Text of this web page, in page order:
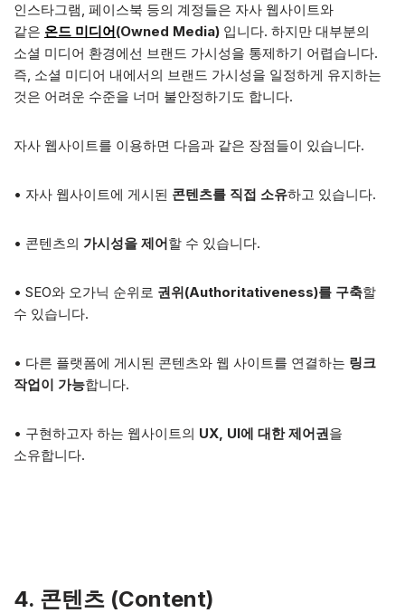
인스타그램, 페이스북 등의 계정들은 자사 웹사이트와
같은 온드 미디어(Owned Media) 입니다. 하지만 대부분의
소셜 미디어 환경에선 브랜드 가시성을 통제하기 어렵습니다.
즉, 소셜 미디어 내에서의 브랜드 가시성을 일정하게 유지하는
것은 어려운 수준을 너머 불안정하기도 합니다.
자사 웹사이트를 이용하면 다음과 같은 장점들이 있습니다.
• 자사 웹사이트에 게시된 콘텐츠를 직접 소유하고 있습니다.
• 콘텐츠의 가시성을 제어할 수 있습니다.
• SEO와 오가닉 순위로 권위(Authoritativeness)를 구축할
수 있습니다.
• 다른 플랫폼에 게시된 콘텐츠와 웹 사이트를 연결하는 링크
작업이 가능합니다.
• 구현하고자 하는 웹사이트의 UX, UI에 대한 제어권을
소유합니다.
4. 콘텐츠 (Content)